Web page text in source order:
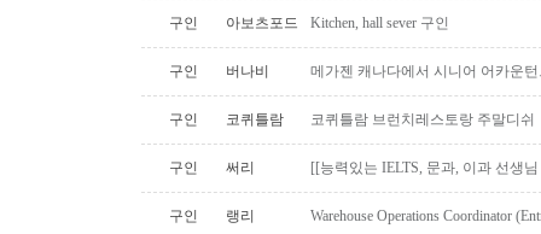
구인 아보츠포드 Kitchen, hall sever 구인
구인 버나비 메가젠 캐나다에서 시니어 어카운
구인 코퀴틀람 코퀴틀람 브런치레스토랑 주말디쉬
구인 써리 [[능력있는 IELTS, 문과, 이과 선생
구인 랭리 Warehouse Operations Coordinator